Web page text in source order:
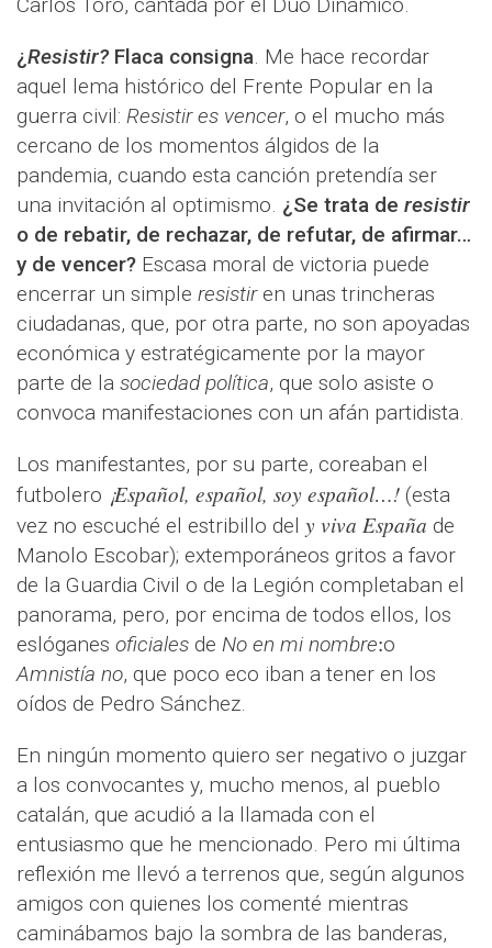
¿Resistir? Flaca consigna. Me hace recordar
aquel lema histórico del Frente Popular en la
guerra civil: Resistir es vencer, o el mucho más
cercano de los momentos álgidos de la
pandemia, cuando esta canción pretendía ser
una invitación al optimismo. ¿Se trata de resistir
o de rebatir, de rechazar, de refutar, de afirmar…
y de vencer? Escasa moral de victoria puede
encerrar un simple resistiren unas trincheras
ciudadanas, que, por otra parte, no son apoyadas
económica y estratégicamente por la mayor
parte de la sociedad política, que solo asiste o
convoca manifestaciones con un afán partidista.
Los manifestantes, por su parte, coreaban el
futbolero ¡Español, español, soy español…! (esta
vez no escuché el estribillo del y viva España de
Manolo Escobar); extemporáneos gritos a favor
de la Guardia Civil o de la Legión completaban el
panorama, pero, por encima de todos ellos, los
eslóganes oficiales de No en mi nombreo
Amnistía no, que poco eco iban a tener en los
oídos de Pedro Sánchez.
En ningún momento quiero ser negativo o juzgar
a los convocantes y, mucho menos, al pueblo
catalán, que acudió a la llamada con el
entusiasmo que he mencionado. Pero mi última
reflexión me llevó a terrenos que, según algunos
amigos con quienes los comenté mientras
caminábamos bajo la sombra de las banderas,